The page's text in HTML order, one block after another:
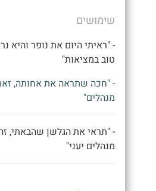
שימושים
- "ראיתי היום את נופר והיא
טוב במציאות"
- "חכה שתראה את אחותה,
מנהלים"
- "תראי את הגלשן שהבאתי,
מנהלים יעני"